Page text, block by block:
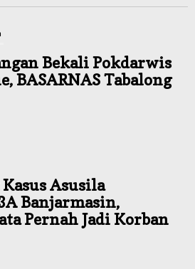
Bekali Pokdarwis
BASARNAS Tabalong
Asusila
Banjarmasin,
Pernah Jadi Korban